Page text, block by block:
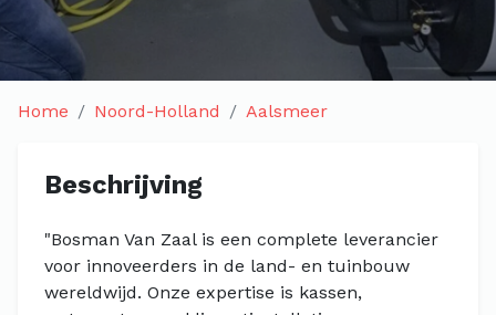
Home Noord-Holland Aalsmeer
Beschrijving
"Bosman Van Zaal is een complete leverancier
voor innoveerders in de land- en tuinbouw
wereldwijd. Onze expertise is kassen,